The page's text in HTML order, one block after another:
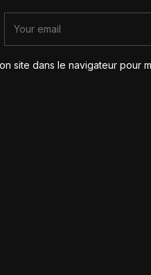
site dans le navigateur pour